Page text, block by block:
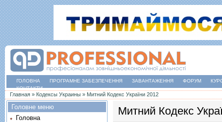
ГОЛОВНА ПРОГРАМНЕ ЗАБЕЗПЕЧЕННЯ ЗАВАНТАЖЕННЯ ФОРУМ
КОНТАКТИ
Ви є тут
Главная » Кодексы Украины » Митний Кодекс України 2012
Митний Кодекс
Головне меню
Головна